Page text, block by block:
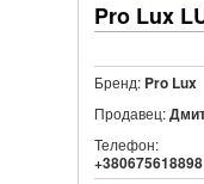
Pro Lux
Бренд: Pro Lux
Продавец:
Телефон:
+380675618898